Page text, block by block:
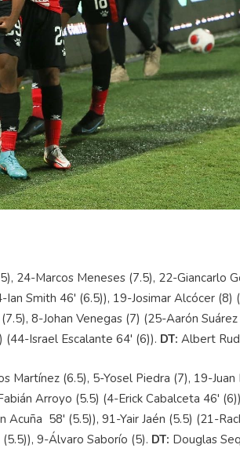
24-Marcos Meneses (7.5), 22-Giancarlo
Smith 46' (6.5)), 19-Josimar Alcócer (8)
8-Johan Venegas (7) (25-Aarón
(44-Israel Escalante 64' (6)). DT: Albert
Martínez (6.5), 5-Yosel Piedra (7), 19-Juan
Arroyo (5.5) (4-Erick Cabalceta 46'
58' (5.5)), 91-Yair Jaén (5.5) (21-
9-Álvaro Saborío (5). DT: Douglas